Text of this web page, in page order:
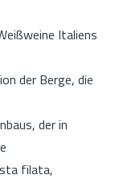
Italiens
der Berge, die
der in
filata,